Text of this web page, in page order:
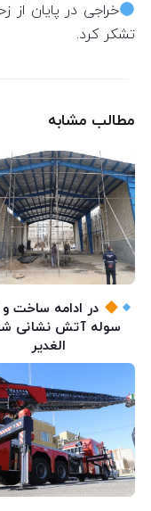
خراجی در پایان از
تشکر کرد.
مطالب مشابه
در ادامه ساخت
سوله آتش نشانی
الغدیر